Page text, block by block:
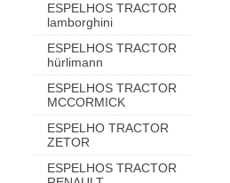
ESPELHOS TRACTOR
lamborghini
ESPELHOS TRACTOR
hürlimann
ESPELHOS TRACTOR
MCCORMICK
ESPELHO TRACTOR
ZETOR
ESPELHOS TRACTOR